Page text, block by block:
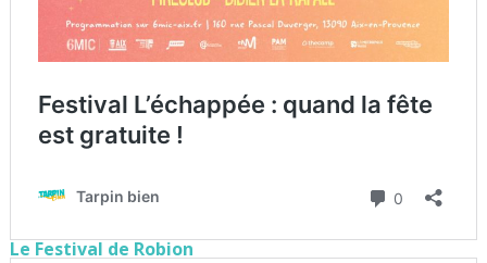
Le Festival de Robion